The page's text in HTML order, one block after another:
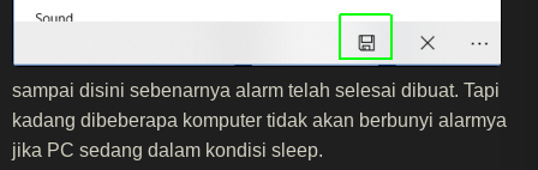
sampai disini sebenarnya alarm telah selesai dibuat. Tapi
kadang dibeberapa komputer tidak akan berbunyi alarmya
jika PC sedang dalam kondisi sleep.